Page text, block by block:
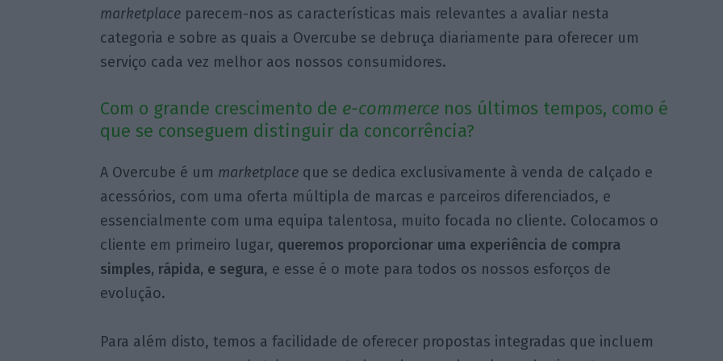
marketplaceparecem-nos as características mais relevantes a avaliar nesta
categoria e sobre as quais a Overcube se debruça diariamente para oferecer um
serviço cada vez melhor aos nossos consumidores.
Com o grande crescimento de e-commercenos últimos tempos, como é
que se conseguem distinguir da concorrência?
A Overcube é um marketplace que se dedica exclusivamente à venda de calçado e
acessórios, com uma oferta múltipla de marcas e parceiros diferenciados, e
essencialmente com uma equipa talentosa, muito focada no cliente. Colocamos o
cliente em primeiro lugar, queremos proporcionar uma experiência de compra
simples, rápida, e segura, e esse é o mote para todos os nossos esforços de
evolução.
Para além disto, temos a facilidade de oferecer propostas integradas que incluem